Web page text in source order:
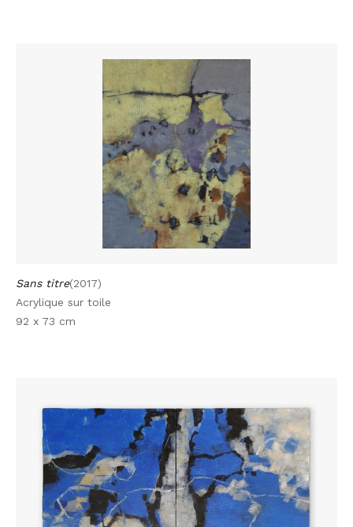
Sans titre(2017)
Acrylique sur toile
92 x 73 cm